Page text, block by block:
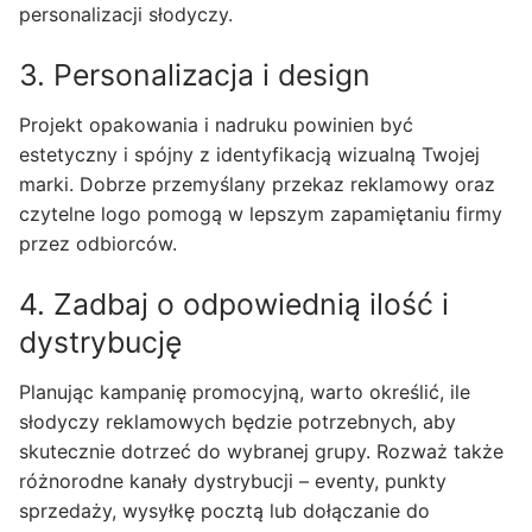
personalizacji słodyczy.
3. Personalizacja i design
Projekt opakowania i nadruku powinien być
estetyczny i spójny z identyfikacją wizualną Twojej
marki. Dobrze przemyślany przekaz reklamowy oraz
czytelne logo pomogą w lepszym zapamiętaniu firmy
przez odbiorców.
4. Zadbaj o odpowiednią ilość i
dystrybucję
Planując kampanię promocyjną, warto określić, ile
słodyczy reklamowych będzie potrzebnych, aby
skutecznie dotrzeć do wybranej grupy. Rozważ także
różnorodne kanały dystrybucji – eventy, punkty
sprzedaży, wysyłkę pocztą lub dołączanie do